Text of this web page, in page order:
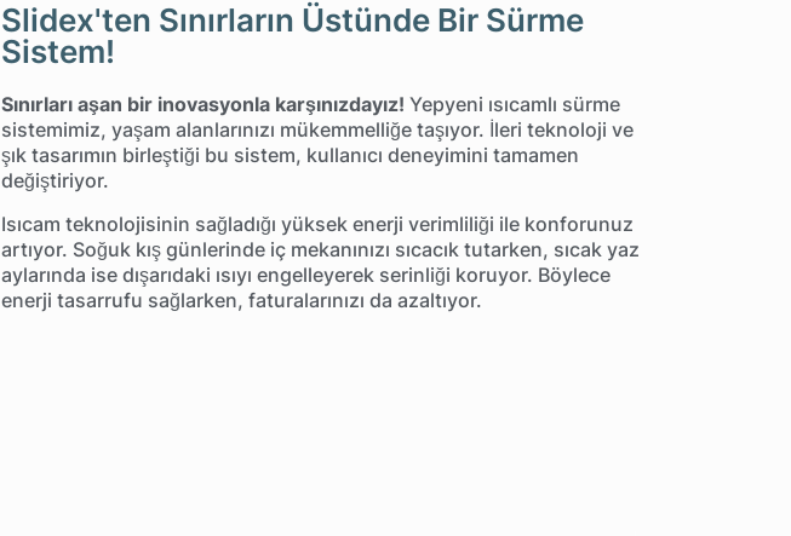
Slidex'ten Sınırların Üstünde Bir Sürme
Sistem!
Sınırları aşan bir inovasyonla karşınızdayız! Yepyeni ısıcamlı sürme
sistemimiz, yaşam alanlarınızı mükemmelliğe taşıyor. İleri teknoloji ve
şık tasarımın birleştiği bu sistem, kullanıcı deneyimini tamamen
değiştiriyor.
Isıcam teknolojisinin sağladığı yüksek enerji verimliliği ile konforunuz
artıyor. Soğuk kış günlerinde iç mekanınızı sıcacık tutarken, sıcak yaz
aylarında ise dışarıdaki ısıyı engelleyerek serinliği koruyor. Böylece
enerji tasarrufu sağlarken, faturalarınızı da azaltıyor.